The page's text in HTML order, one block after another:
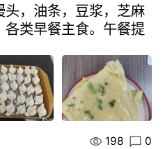
，油条，豆浆，芝麻
类早餐主食。午餐提
198 0